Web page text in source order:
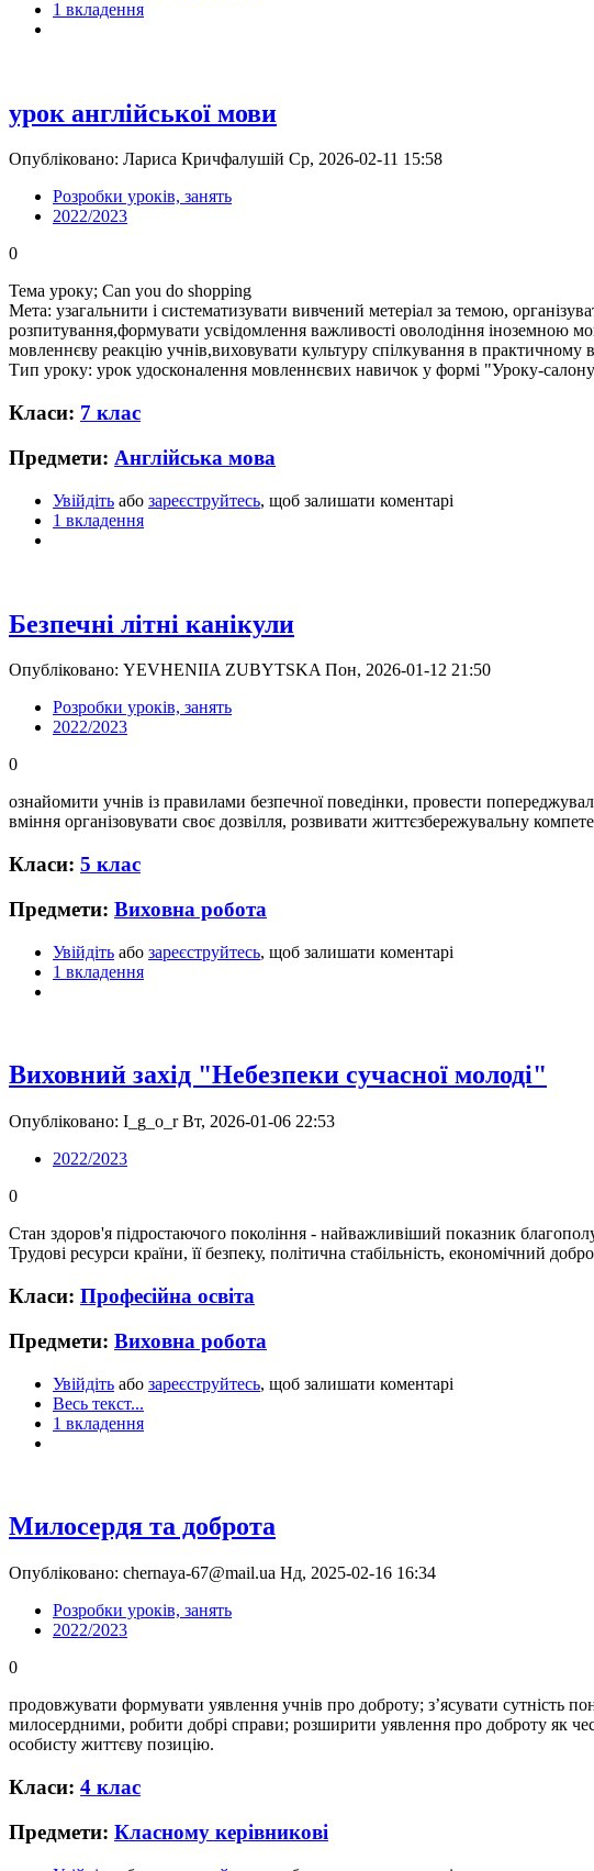
1 вкладення
урок англійської мови
Опубліковано: Лариса Кричфалушій Ср, 2026-02-11 15:58
Розробки уроків, занять
2022/2023
0
Тема уроку; Can you do shopping
Мета: узагальнити і систематизувати вивчений метеріал за темою,
розпитування,формувати усвідомлення важливості оволодіння іноземною
мовленнєву реакцію учнів,виховувати культуру спілкування в практичному
Тип уроку: урок удосконалення мовленнєвих навичок у формі "Уроку-
Класи: 7 клас
Предмети: Англійська мова
Увійдіть або зареєструйтесь, щоб залишати коментарі
1 вкладення
Безпечні літні канікули
Опубліковано: YEVHENIIA ZUBYTSKA Пон, 2026-01-12 21:50
Розробки уроків, занять
2022/2023
0
ознайомити учнів із правилами безпечної поведінки, провести
вміння організовувати своє дозвілля, розвивати життєзбережувальну
Класи: 5 клас
Предмети: Виховна робота
Увійдіть або зареєструйтесь, щоб залишати коментарі
1 вкладення
Виховний захід "Небезпеки сучасної молоді"
Опубліковано: I_g_o_r Вт, 2026-01-06 22:53
2022/2023
0
Стан здоров'я підростаючого покоління - найважливіший показник
Трудові ресурси країни, її безпеку, політична стабільність, економічний
Класи: Професійна освіта
Предмети: Виховна робота
Увійдіть або зареєструйтесь, щоб залишати коментарі
Весь текст...
1 вкладення
Милосердя та доброта
Опубліковано: chernaya-67@mail.ua Нд, 2025-02-16 16:34
Розробки уроків, занять
2022/2023
0
продовжувати формувати уявлення учнів про доброту; з’ясувати сутність
милосердними, робити добрі справи; розширити уявлення про доброту як
особисту життєву позицію.
Класи: 4 клас
Предмети: Класному керівникові